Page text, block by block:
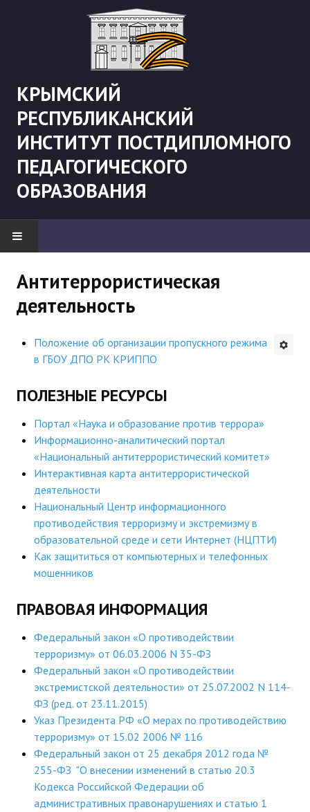
КРЫМСКИЙ
РЕСПУБЛИКАНСКИЙ
ИНСТИТУТ ПОСТДИПЛОМНОГО
ПЕДАГОГИЧЕСКОГО
ОБРАЗОВАНИЯ
"Боевая" русистика
АНОНСЫ
ИНСТИТУТ
Противодействие коррупции
В ПОМОЩЬ УЧИТЕЛЮ
Организация УВП
ГИА
Карта ГИА РК
Советуем прочитать
Готовимся к новому учебному году 2026-2027
ДПО
Профессиональная переподготовка
Повышение квалификации
КОНТАКТЫ
Антитеррористическая
деятельность
Положение об организации пропускного режима
в ГБОУ ДПО РК КРИППО
ПОЛЕЗНЫЕ РЕСУРСЫ
Портал «Наука и образование против террора»
Информационно-аналитический портал
«Национальный антитеррористический комитет»
Интерактивная карта антитеррористической
деятельности
Национальный Центр информационного
противодействия терроризму и экстремизму в
образовательной среде и сети Интернет (НЦПТИ)
Как защититься от компьютерных и телефонных
мошенников
ПРАВОВАЯ ИНФОРМАЦИЯ
Федеральный закон «О противодействии
терроризму» от 06.03.2006 N 35-ФЗ
Федеральный закон «О противодействии
экстремистской деятельности» от 25.07.2002 N 114-
ФЗ (ред. от 23.11.2015)
Указ Президента РФ «О мерах по противодействию
терроризму» от 15.02 2006 № 116
Федеральный закон от 25 декабря 2012 года №
255-ФЗ "О внесении изменений в статью 20.3
Кодекса Российской Федерации об
административных правонарушениях и статью 1